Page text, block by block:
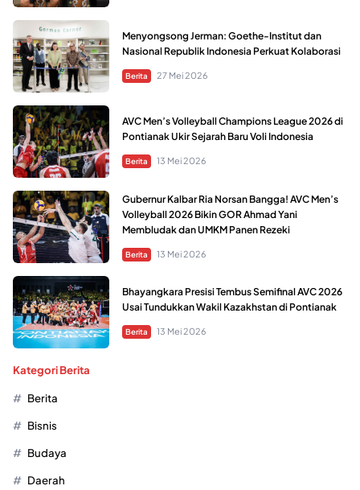
Menyongsong Jerman: Goethe-Institut dan
Nasional Republik Indonesia Perkuat Kolaborasi
Berita 27 Mei 2026
AVC Men’s Volleyball Champions League 2026 di
Pontianak Ukir Sejarah Baru Voli Indonesia
Berita 13 Mei 2026
Gubernur Kalbar Ria Norsan Bangga! AVC Men’s
Volleyball 2026 Bikin GOR Ahmad Yani
Membludak dan UMKM Panen Rezeki
Berita 13 Mei 2026
Bhayangkara Presisi Tembus Semifinal AVC 2026
Usai Tundukkan Wakil Kazakhstan di Pontianak
Berita 13 Mei 2026
Kategori Berita
Berita
Bisnis
Budaya
Daerah